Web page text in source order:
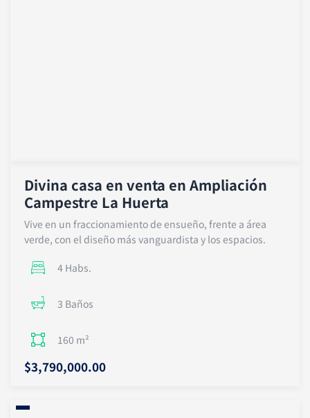
Divina casa en venta en Ampliación
Campestre La Huerta
Vive en un fraccionamiento de ensueño, frente a área
verde, con el diseño más vanguardista y los espacios.
4 Habs.
3 Baños
160 m²
$3,790,000.00